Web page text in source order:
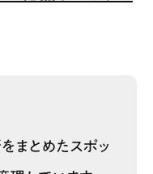
まとめたスポッ